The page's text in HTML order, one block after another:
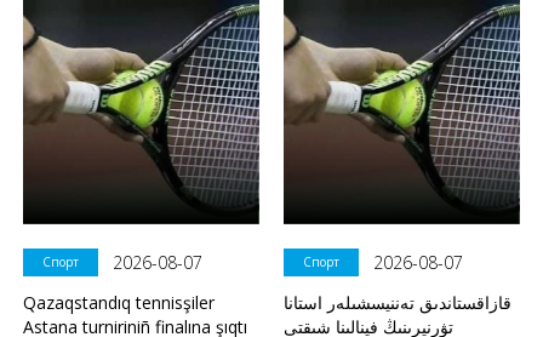
Спорт
2026-08-07
Qazaqstandıq tennisşiler
Astana turniriniñ finalına şıqtı
Спорт
2026-08-07
قازاقستاندىق تەننيسشىلەر استانا
تۋرنيرىنىڭ فينالىنا شىقتى